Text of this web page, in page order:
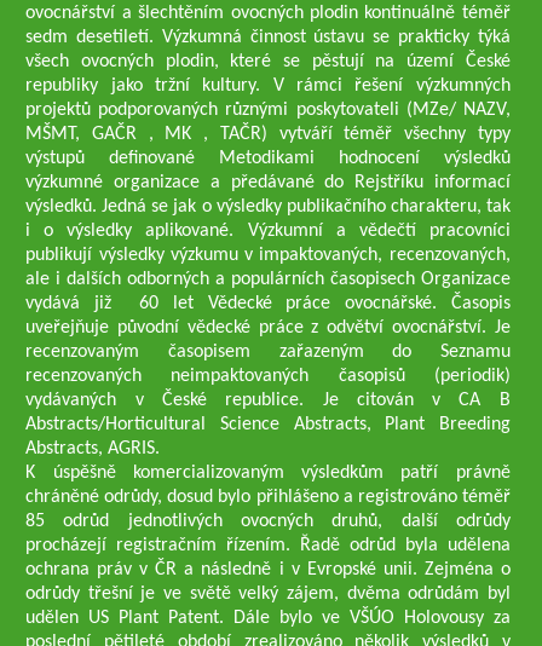
ovocnářství a šlechtěním ovocných plodin kontinuálně téměř
sedm desetiletí. Výzkumná činnost ústavu se prakticky týká
všech ovocných plodin, které se pěstují na území České
republiky jako tržní kultury. V rámci řešení výzkumných
projektů podporovaných různými poskytovateli (MZe/ NAZV,
MŠMT, GAČR , MK , TAČR) vytváří téměř všechny typy
výstupů definované Metodikami hodnocení výsledků
výzkumné organizace a předávané do Rejstříku informací
výsledků. Jedná se jak o výsledky publikačního charakteru, tak
i o výsledky aplikované. Výzkumní a vědečtí pracovníci
publikují výsledky výzkumu v impaktovaných, recenzovaných,
ale i dalších odborných a populárních časopisech Organizace
vydává již 60 let Vědecké práce ovocnářské. Časopis
uveřejňuje původní vědecké práce z odvětví ovocnářství. Je
recenzovaným časopisem zařazeným do Seznamu
recenzovaných neimpaktovaných časopisů (periodik)
vydávaných v České republice. Je citován v CA B
Abstracts/Horticultural Science Abstracts, Plant Breeding
Abstracts, AGRIS.
K úspěšně komercializovaným výsledkům patří právně
chráněné odrůdy, dosud bylo přihlášeno a registrováno téměř
85 odrůd jednotlivých ovocných druhů, další odrůdy
procházejí registračním řízením. Řadě odrůd byla udělena
ochrana práv v ČR a následně i v Evropské unii. Zejména o
odrůdy třešní je ve světě velký zájem, dvěma odrůdám byl
udělen US Plant Patent. Dále bylo ve VŠÚO Holovousy za